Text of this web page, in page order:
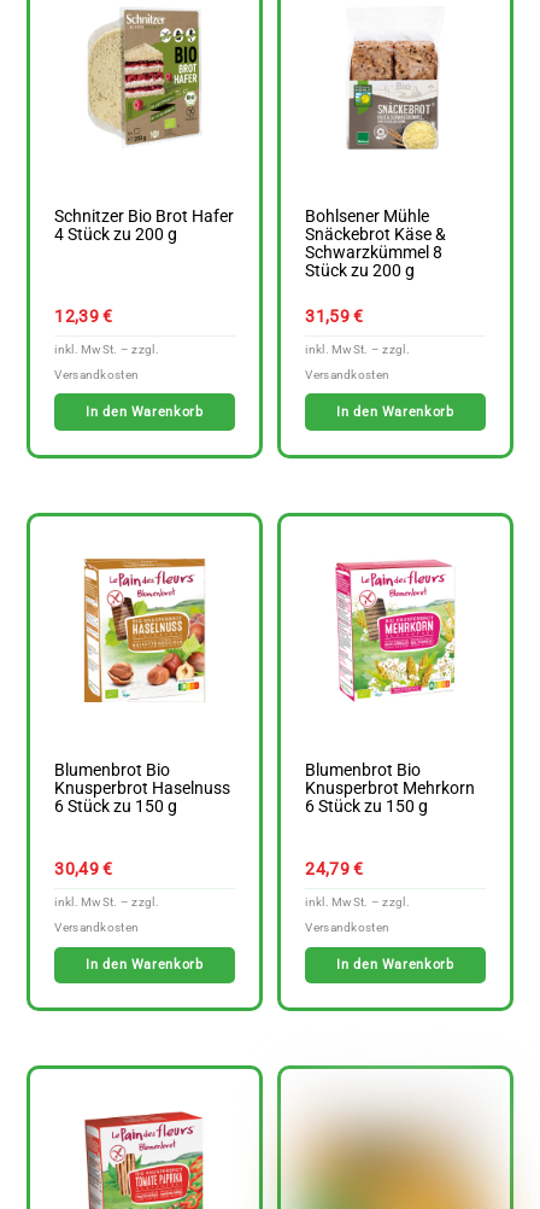
Schnitzer Bio Brot Hafer
4 Stück zu 200 g
12,39€
In den Warenkorb
Bohlsener Mühle
Snäckebrot Käse &
Schwarzkümmel 8
Stück zu 200 g
31,59€
In den Warenkorb
Blumenbrot Bio
Knusperbrot Haselnuss
6 Stück zu 150 g
30,49€
In den Warenkorb
Blumenbrot Bio
Knusperbrot Mehrkorn
6 Stück zu 150 g
24,79€
In den Warenkorb